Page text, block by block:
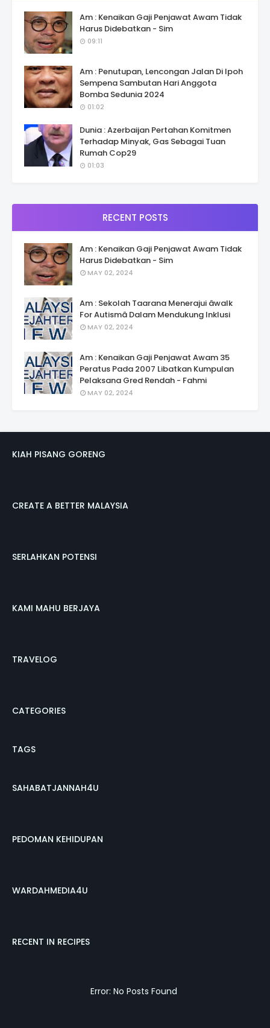
Am : Kenaikan Gaji Penjawat Awam Tidak
Harus Didebatkan - Sim
09:11
Am : Penutupan, Lencongan Jalan Di Ipoh
Sempena Sambutan Hari Anggota
Bomba Sedunia 2024
01:02
Dunia : Azerbaijan Pertahan Komitmen
Terhadap Minyak, Gas Sebagai Tuan
Rumah Cop29
01:03
RECENT POSTS
Am : Kenaikan Gaji Penjawat Awam Tidak
Harus Didebatkan - Sim
MAY 02, 2024
Am : Sekolah Taarana Menerajui âwalk
For Autismâ Dalam Mendukung Inklusi
MAY 02, 2024
Am : Kenaikan Gaji Penjawat Awam 35
Peratus Pada 2007 Libatkan Kumpulan
Pelaksana Gred Rendah - Fahmi
MAY 02, 2024
KIAH PISANG GORENG
CREATE A BETTER MALAYSIA
SERLAHKAN POTENSI
KAMI MAHU BERJAYA
TRAVELOG
CATEGORIES
TAGS
SAHABATJANNAH4U
PEDOMAN KEHIDUPAN
WARDAHMEDIA4U
RECENT IN RECIPES
Error: No Posts Found